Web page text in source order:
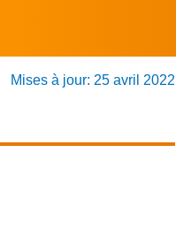
Mises à jour: 25 avril 2022